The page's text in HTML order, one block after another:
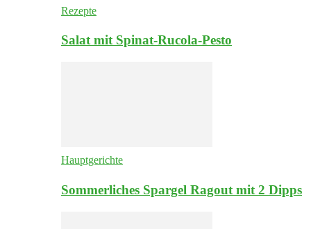
Rezepte
Salat mit Spinat-Rucola-Pesto
Hauptgerichte
Sommerliches Spargel Ragout mit 2 Dipps